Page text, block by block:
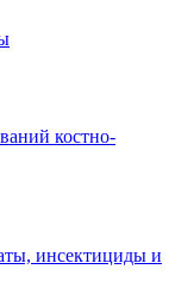
костно-
инсектициды и